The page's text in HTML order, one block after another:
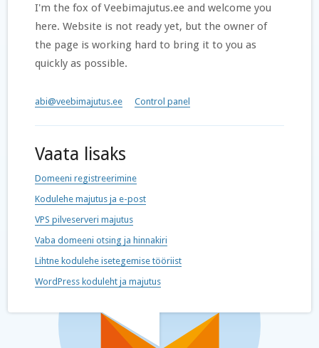
I'm the fox of Veebimajutus.ee and welcome you
here. Website is not ready yet, but the owner of
the page is working hard to bring it to you as
quickly as possible.
abi@veebimajutus.ee Control panel
Vaata lisaks
Domeeni registreerimine
Kodulehe majutus ja e-post
VPS pilveserveri majutus
Vaba domeeni otsing ja hinnakiri
Lihtne kodulehe isetegemise tööriist
WordPress koduleht ja majutus